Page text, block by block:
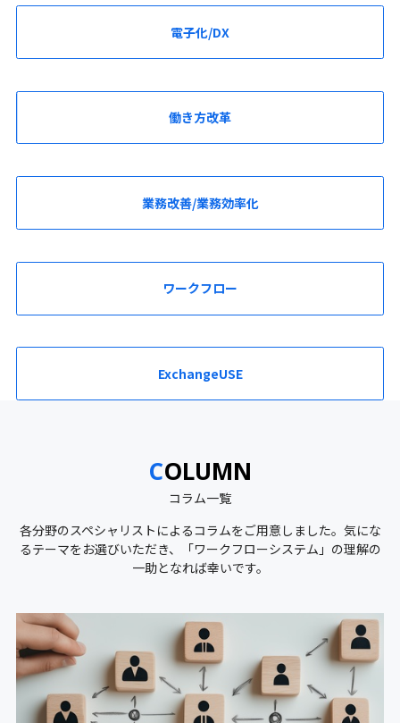
電子化/DX
働き方改革
業務改善/業務効率化
ワークフロー
ExchangeUSE
COLUMN
コラム一覧
各分野のスペシャリストによるコラムをご用意しました。 気にな
るテーマをお選びいただき、「ワークフローシステム」の理解の
一助となれば幸いです。